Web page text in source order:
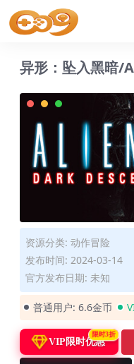
异形：坠入黑暗
资源分类: 动作冒险
发布时间: 2024-03-14
官方发布日期: 未知
普通用户: 6.6金币
VIP限时优惠
限时3折